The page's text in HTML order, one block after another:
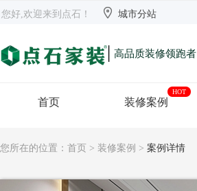
欢迎来到点石  长沙 【切换】
您好,欢迎来到点石！  城市分站
| 高品质装修领跑者
首页 装修案例
HOT
您所在的位置： 首页 > 装修案例 > 案例详情